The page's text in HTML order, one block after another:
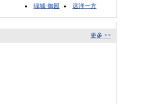
绿城·御园
远洋一方
更多 >>